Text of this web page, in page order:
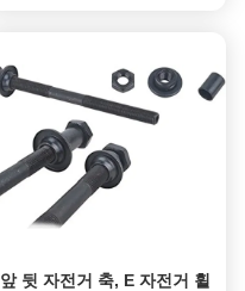
앞 뒷 자전거 축, E 자전거 휠